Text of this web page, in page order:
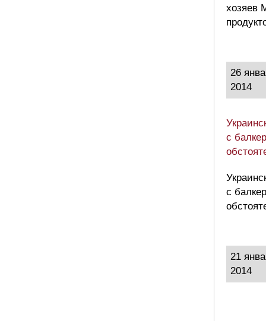
хозяев
26
2014
с
с
21
2014